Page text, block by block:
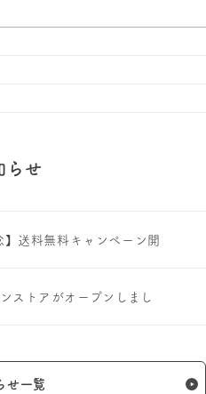
らせ
】送料無料キャンペーン開
ストアがオープンしまし
せ一覧